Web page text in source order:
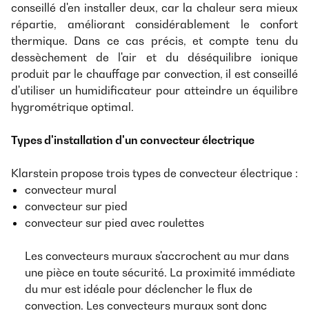
conseillé d'en installer deux, car la chaleur sera mieux
répartie, améliorant considérablement le confort
thermique. Dans ce cas précis, et compte tenu du
dessèchement de l'air et du déséquilibre ionique
produit par le chauffage par convection, il est conseillé
d'utiliser un humidificateur pour atteindre un équilibre
hygrométrique optimal.
Types d'installation d'un convecteur électrique
Klarstein propose trois types de convecteur électrique :
convecteur mural
convecteur sur pied
convecteur sur pied avec roulettes
Les convecteurs muraux s'accrochent au mur dans
une pièce en toute sécurité. La proximité immédiate
du mur est idéale pour déclencher le flux de
convection. Les convecteurs muraux sont donc